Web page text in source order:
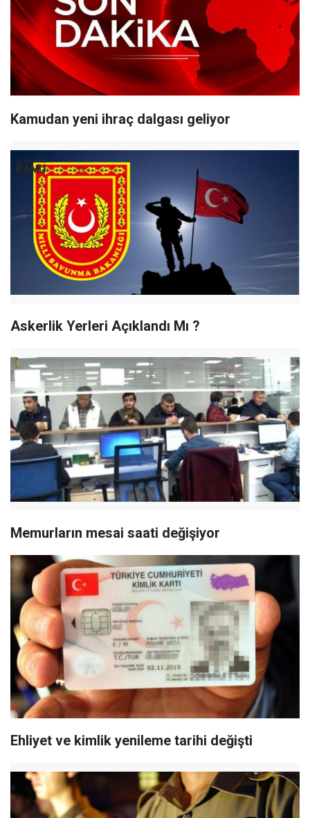
Kamudan yeni ihraç dalgası geliyor
Askerlik Yerleri Açıklandı Mı ?
Memurların mesai saati değişiyor
Ehliyet ve kimlik yenileme tarihi değişti